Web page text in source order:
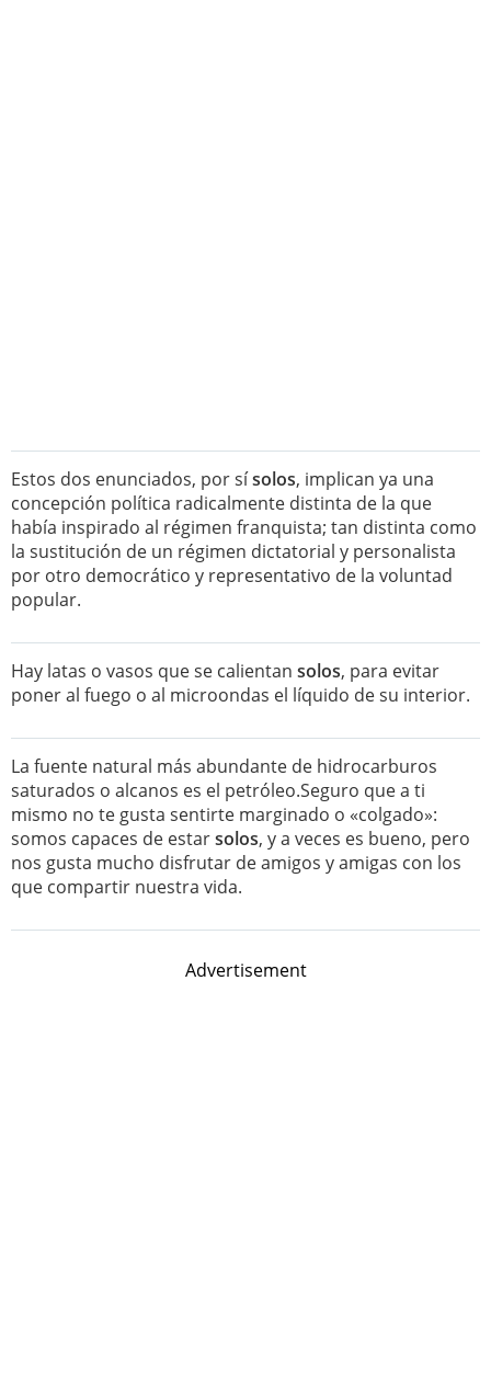
Estos dos enunciados, por sísolos, implican ya una
concepción política radicalmente distinta de la que
había inspirado al régimen franquista; tan distinta como
la sustitución de un régimen dictatorial y personalista
por otro democrático y representativo de la voluntad
popular.
Hay latas o vasos que se calientan solos, para evitar
poner al fuego o al microondas el líquido de su interior.
La fuente natural más abundante de hidrocarburos
saturados o alcanos es el petróleo.Seguro que a ti
mismo no te gusta sentirte marginado o «colgado»:
somos capaces de estarsolos, y a veces es bueno, pero
nos gusta mucho disfrutar de amigos y amigas con los
que compartir nuestra vida.
Advertisement